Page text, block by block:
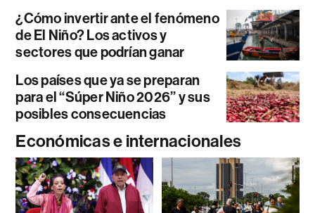
¿Cómo invertir ante el fenómeno
de El Niño? Los activos y
sectores que podrían ganar
Los países que ya se preparan
para el “Súper Niño 2026” y sus
posibles consecuencias
Económicas e internacionales